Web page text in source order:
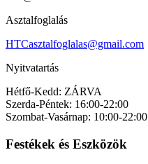
Asztalfoglalás
HTCasztalfoglalas@gmail.com
Nyitvatartás
Hétfő-Kedd: ZÁRVA
Szerda-Péntek: 16:00-22:00
Szombat-Vasárnap: 10:00-22:00
Festékek és Eszközök